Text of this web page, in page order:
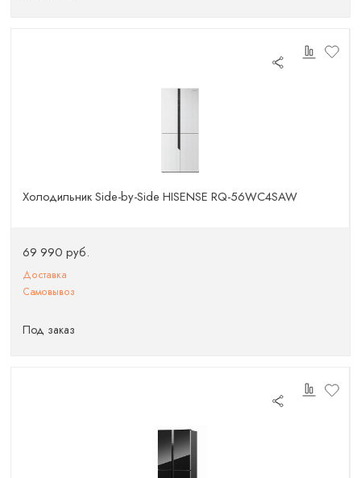
Холодильник Side-by-Side HISENSE RQ-56WC4SAW
69 990 руб.
Доставка
Самовывоз
Под заказ